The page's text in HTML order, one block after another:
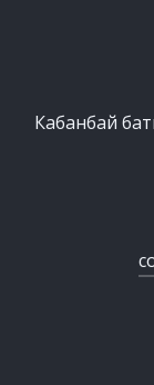
Кабанбай